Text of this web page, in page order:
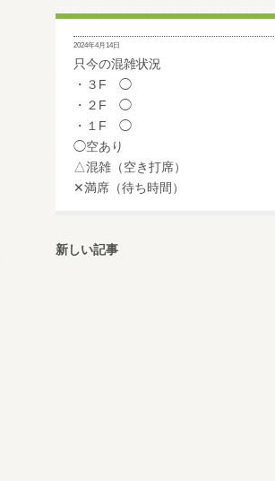
2024年4月14日
只今の混雑状況
・３F ◯
・２F ◯
・１F ◯
◯空あり
△混雑（空き打席）
✕満席（待ち時間）
新しい記事